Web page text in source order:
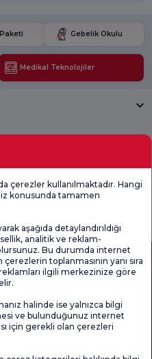
Gebelik Okulu
Medikal Teknolojiler
çerezler kullanılmaktadır. Hangi
konusunda tamamen
aşağıda detaylandırıldığı
analitik ve reklam-
Bu durumda internet
toplanmasının yanı sıra
ilgili merkezinize göre
halinde ise yalnızca bilgi
ve bulunduğunuz internet
için gerekli olan çerezleri